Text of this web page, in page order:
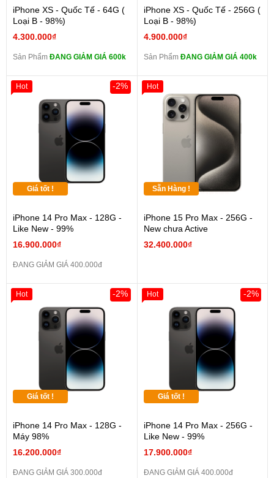
iPhone XS - Quốc Tế - 64G (
Loại B - 98%)
4.300.000₫
Sản Phẩm ĐANG GIẢM GIÁ 600k
iPhone XS - Quốc Tế - 256G (
Loại B - 98%)
4.900.000₫
Sản Phẩm ĐANG GIẢM GIÁ 400k
Giá tốt !
iPhone 14 Pro Max - 128G -
Like New - 99%
16.900.000₫
-2%
ĐANG GIẢM GIÁ 400.000đ
Hot
Sẵn Hàng !
iPhone 15 Pro Max - 256G -
New chưa Active
32.400.000₫
Hot
Giá tốt !
iPhone 14 Pro Max - 128G -
Máy 98%
16.200.000₫
-2%
ĐANG GIẢM GIÁ 300.000đ
Hot
Giá tốt !
iPhone 14 Pro Max - 256G -
Like New - 99%
17.900.000₫
-2%
ĐANG GIẢM GIÁ 400.000đ
Hot